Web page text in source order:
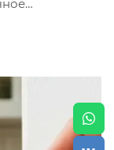
гарнитура
стилевых